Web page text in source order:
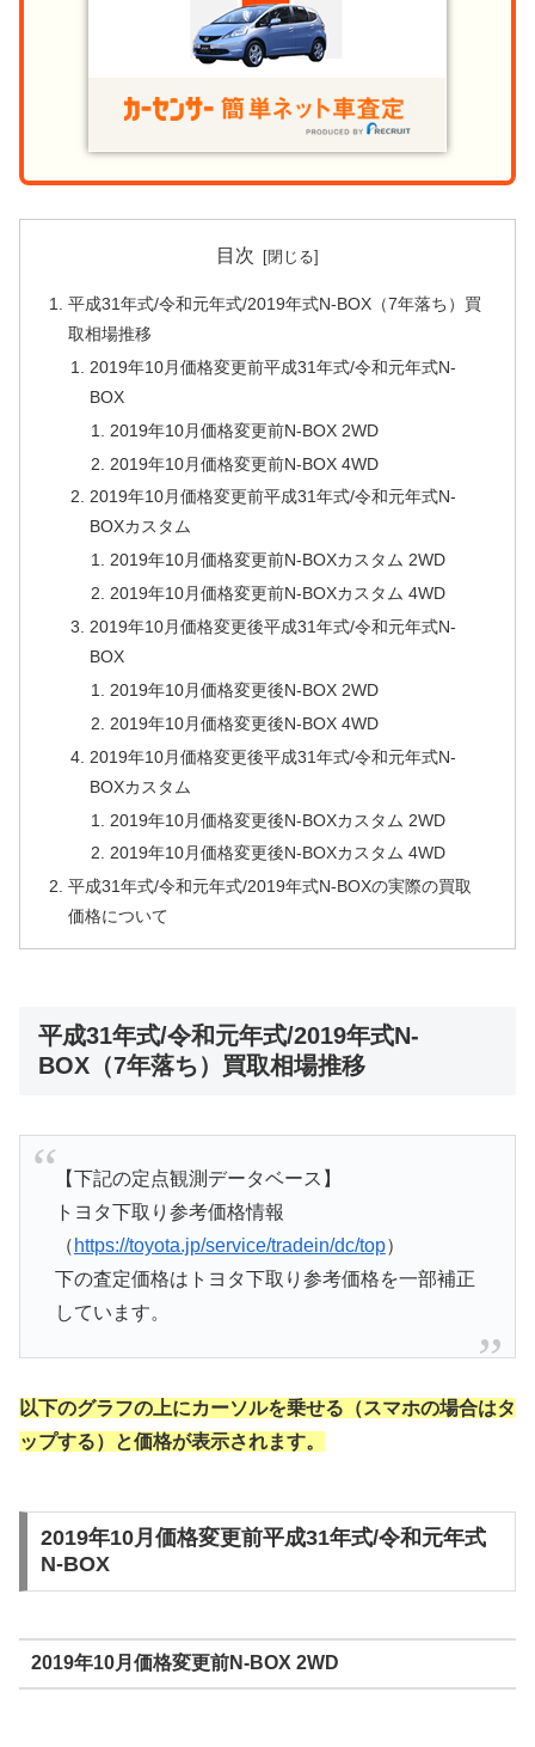
目次
平成31年式/令和元年式/2019年式N-BOX（7年落ち）買
取相場推移
2019年10月価格変更前平成31年式/令和元年式N-
BOX
2019年10月価格変更前N-BOX 2WD
2019年10月価格変更前N-BOX 4WD
2019年10月価格変更前平成31年式/令和元年式N-
BOXカスタム
2019年10月価格変更前N-BOXカスタム 2WD
2019年10月価格変更前N-BOXカスタム 4WD
2019年10月価格変更後平成31年式/令和元年式N-
BOX
2019年10月価格変更後N-BOX 2WD
2019年10月価格変更後N-BOX 4WD
2019年10月価格変更後平成31年式/令和元年式N-
BOXカスタム
2019年10月価格変更後N-BOXカスタム 2WD
2019年10月価格変更後N-BOXカスタム 4WD
平成31年式/令和元年式/2019年式N-BOXの実際の買取
価格について
平成31年式/令和元年式/2019年式N-
BOX（7年落ち）買取相場推移
【下記の定点観測データベース】
トヨタ下取り参考価格情報
（ https://toyota.jp/service/tradein/dc/top）
下の査定価格はトヨタ下取り参考価格を一部補正
しています。
以下のグラフの上にカーソルを乗せる（スマホの場合はタ
ップする）と価格が表示されます。
2019年10月価格変更前平成31年式/令和元年式
N-BOX
2019年10月価格変更前N-BOX 2WD